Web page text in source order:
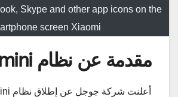
Skype and other app icons on the
screen Xiaomi
مقدمة عن نظام Gemini